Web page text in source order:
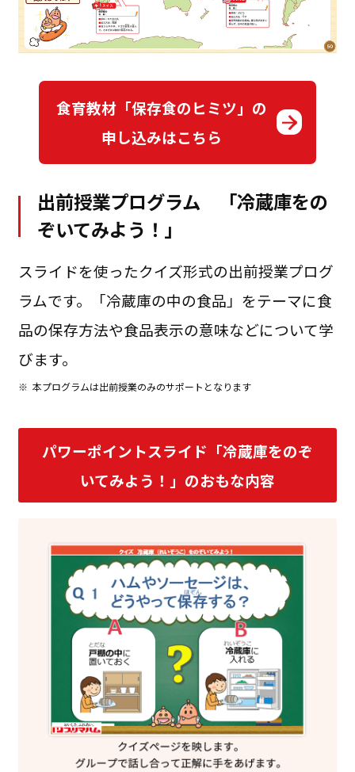
食育教材「保存食のヒミツ」の
申し込みはこちら
出前授業プログラム 「冷蔵庫をの
ぞいてみよう！」
スライドを使ったクイズ形式の出前授業プログ
ラムです。「冷蔵庫の中の食品」をテーマに食
品の保存方法や食品表示の意味などについて学
びます。
※ 本プログラムは出前授業のみのサポートとなります
パワーポイントスライド「冷蔵庫をのぞ
いてみよう！」のおもな内容